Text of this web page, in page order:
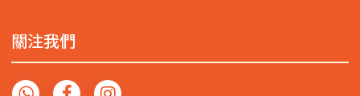
關注我們